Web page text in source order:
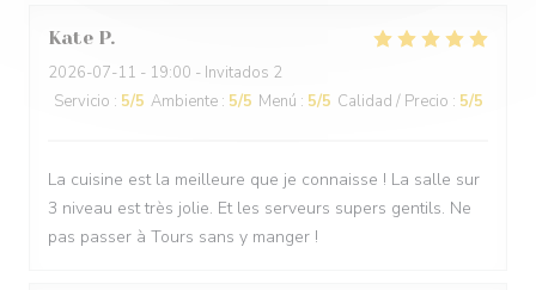
Kate P
2026-07-11 - 19:00 - Invitados 2
Servicio : 5/5 Ambiente : 5/5 Menú : 5/5 Calidad / Precio : 5/5
La cuisine est la meilleure que je connaisse ! La salle sur
3 niveau est très jolie. Et les serveurs supers gentils. Ne
pas passer à Tours sans y manger !